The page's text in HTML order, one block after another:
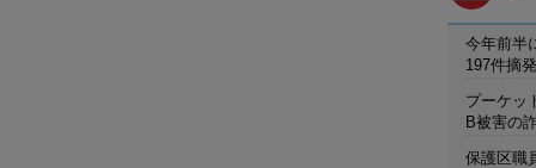
今年前半
197件摘
プーケッ
B被害の
保護区職